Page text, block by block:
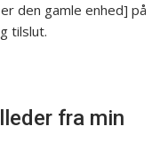
den gamle enhed] på
tilslut.
fra min